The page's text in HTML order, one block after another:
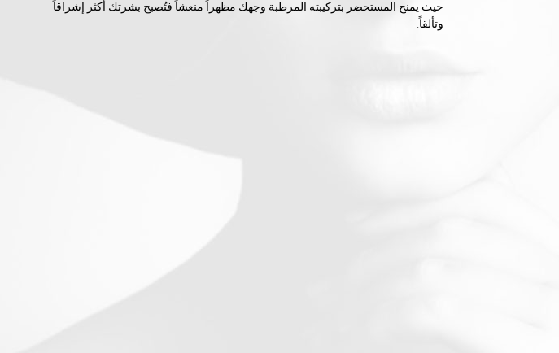
حيث يمنح المستحضر بتركيبته المرطبة وجهك مظهراً منعشاً فتُصبح بشرتك أكثر إشراقاً
وتألقاً.